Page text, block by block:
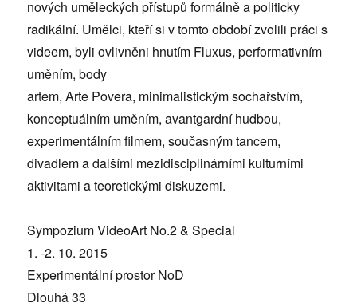
nových uměleckých přístupů formálně a politicky
radikální. Umělci, kteří si v tomto období zvolili práci s
videem, byli ovlivněni hnutím Fluxus, performativním
uměním, body
artem, Arte Povera, minimalistickým sochařstvím,
konceptuálním uměním, avantgardní hudbou,
experimentálním filmem, současným tancem,
divadlem a dalšími mezidisciplinárními kulturními
aktivitami a teoretickými diskuzemi.
Sympozium VideoArt No.2 & Special
1. -2. 10. 2015
Experimentální prostor NoD
Dlouhá 33